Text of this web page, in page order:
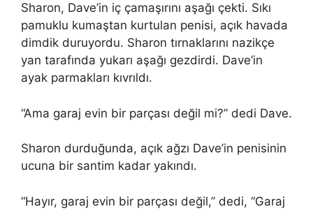
Sharon, Dave’in iç çamaşırını aşağı çekti. Sıkı
pamuklu kumaştan kurtulan penisi, açık havada
dimdik duruyordu. Sharon tırnaklarını nazikçe
yan tarafında yukarı aşağı gezdirdi. Dave’in
ayak parmakları kıvrıldı.
“Ama garaj evin bir parçası değil mi?” dedi Dave.
Sharon durduğunda, açık ağzı Dave’in penisinin
ucuna bir santim kadar yakındı.
“Hayır, garaj evin bir parçası değil,” dedi, “Garaj